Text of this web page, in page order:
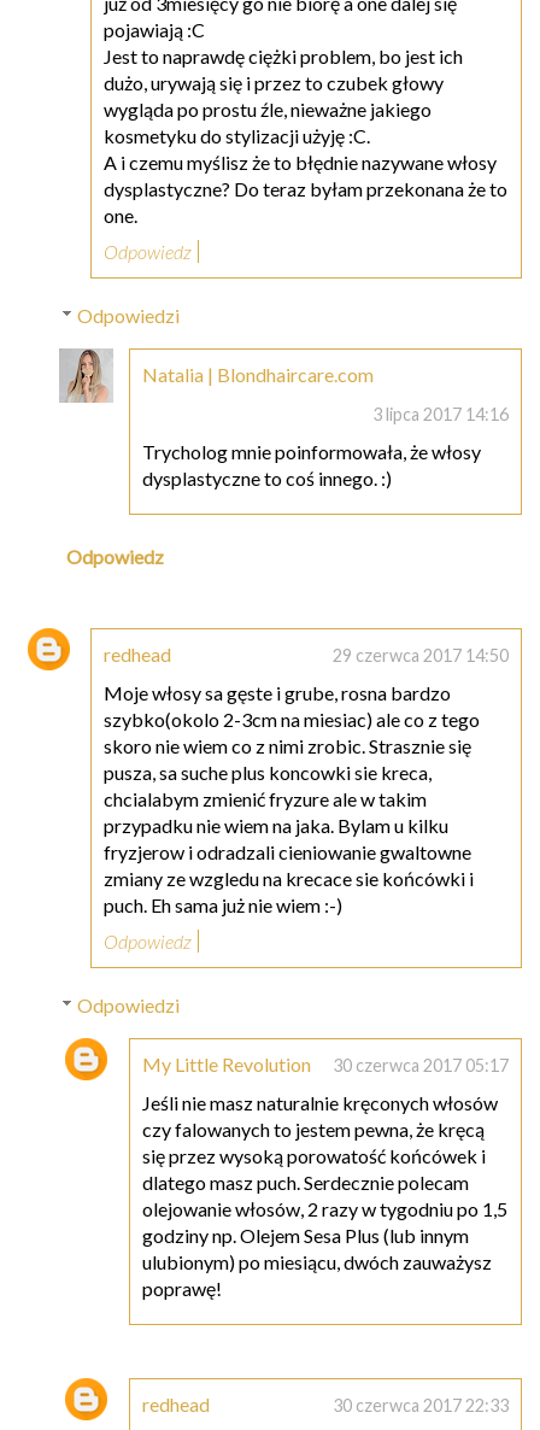
pojawiają :C
Jest to naprawdę ciężki problem, bo jest ich
dużo, urywają się i przez to czubek głowy
wygląda po prostu źle, nieważne jakiego
kosmetyku do stylizacji użyję :C.
A i czemu myślisz że to błędnie nazywane włosy
dysplastyczne? Do teraz byłam przekonana że to
one.
Odpowiedz
Odpowiedzi
Natalia | Blondhaircare.com
3 lipca 2017 14:16
Trycholog mnie poinformowała, że włosy
dysplastyczne to coś innego. :)
Odpowiedz
redhead 29 czerwca 2017 14:50
Moje włosy sa gęste i grube, rosna bardzo
szybko(okolo 2-3cm na miesiac) ale co z tego
skoro nie wiem co z nimi zrobic. Strasznie się
pusza, sa suche plus koncowki sie kreca,
chcialabym zmienić fryzure ale w takim
przypadku nie wiem na jaka. Bylam u kilku
fryzjerow i odradzali cieniowanie gwaltowne
zmiany ze wzgledu na krecace sie końcówki i
puch. Eh sama już nie wiem :-)
Odpowiedz
Odpowiedzi
My Little Revolution 30 czerwca 2017 05:17
Jeśli nie masz naturalnie kręconych włosów
czy falowanych to jestem pewna, że kręcą
się przez wysoką porowatość końcówek i
dlatego masz puch. Serdecznie polecam
olejowanie włosów, 2 razy w tygodniu po 1,5
godziny np. Olejem Sesa Plus (lub innym
ulubionym) po miesiącu, dwóch zauważysz
poprawę!
redhead 30 czerwca 2017 22:33